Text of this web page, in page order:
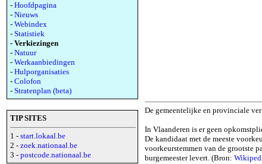
- Hoofdpagina
- Nieuws
- Webindex
- Statistiek
- Verkiezingen
- Natuur
- Werkaanbiedingen
- Hulporganisaties
- Colofon
- Stratenplan (beta)
TIP SITES
1 - start.lokaal.be
2 - zoek.nationaal.be
3 - postcode.nationaal.be
De gemeentelijke en provinciale
In Vlaanderen is er geen
De kandidaat met de meeste
voorkeurstemmen van de grootste
burgemeester levert. (Bron: